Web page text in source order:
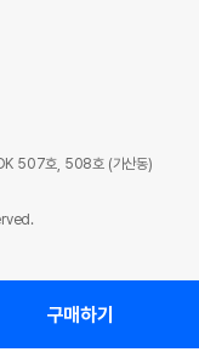
구매하기
DK 507호, 508호 (가산동)